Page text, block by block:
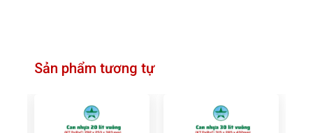
Sản phẩm tương tự